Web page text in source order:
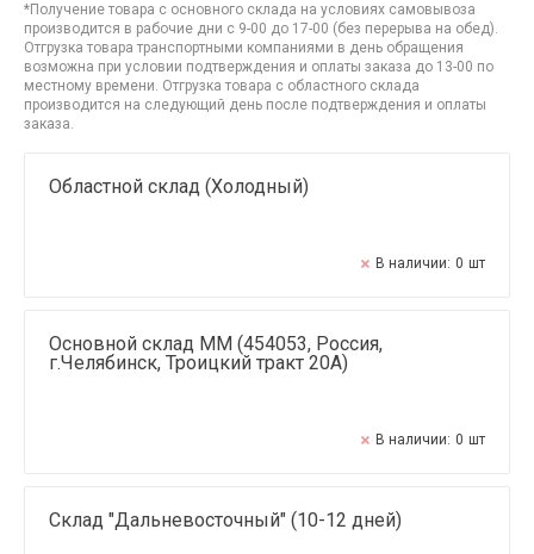
*Получение товара с основного склада на условиях самовывоза
производится в рабочие дни с 9-00 до 17-00 (без перерыва на обед).
Отгрузка товара транспортными компаниями в день обращения
возможна при условии подтверждения и оплаты заказа до 13-00 по
местному времени. Отгрузка товара с областного склада
производится на следующий день после подтверждения и оплаты
заказа.
Областной склад (Холодный)
В наличии: 0 шт
Основной склад ММ (454053, Россия,
г.Челябинск, Троицкий тракт 20А)
В наличии: 0 шт
Склад "Дальневосточный" (10-12 дней)